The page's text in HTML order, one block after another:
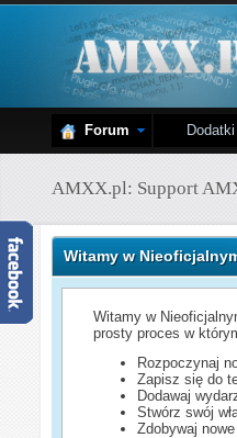
Forum
AMXX.pl: Support
Witamy w
Witamy w
prosty proces w
Rozpoczynaj
Zapisz się do
Dodawaj
Stwórz swój
Zdobywaj